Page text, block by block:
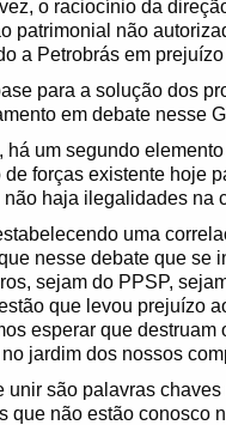
o raciocínio da
patrimonial não
a Petrobrás em
para a solução dos
em debate nesse
há um segundo
de forças existente hoje
não haja ilegalidades na
uma
nesse debate que se
sejam do PPSP,
que levou prejuízo
esperar que
jardim dos nossos
unir são palavras
que não estão conosco